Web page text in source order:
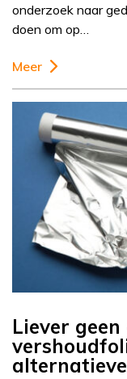
onderzoek naar
doen om op…
Meer
Liever